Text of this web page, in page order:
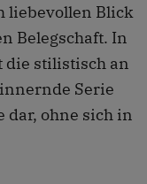
liebevollen Blick
Belegschaft. In
die stilistisch an
Serie
dar, ohne sich in